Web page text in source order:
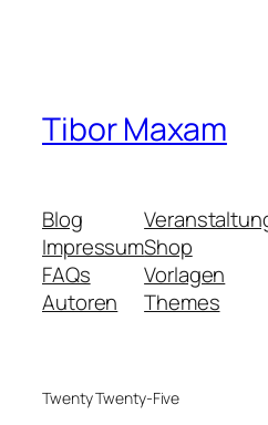
Tibor Maxam
Blog
Impressum
FAQs
Autoren
Shop
Vorlagen
Themes
Twenty Twenty-Five